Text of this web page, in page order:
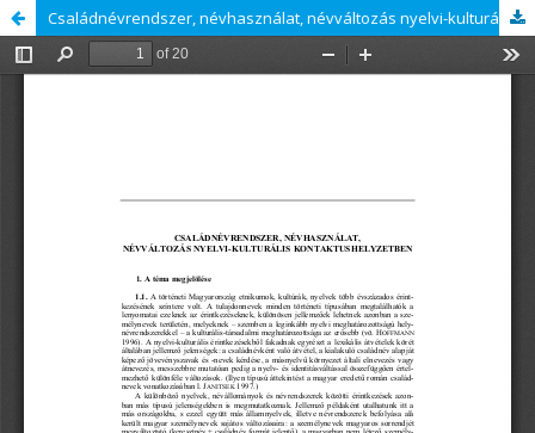
Családnévrendszer, névhasználat, névváltozás nyelvi-kulturális kontaktushelyzetben